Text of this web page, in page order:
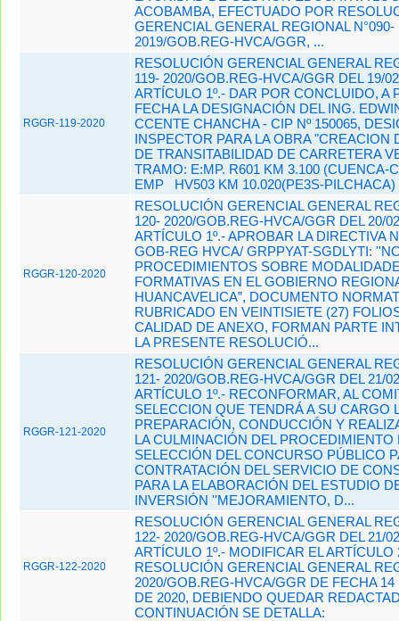
ACOBAMBA, EFECTUADO POR
GERENCIAL GENERAL REGIONAL N°090-
2019/GOB.REG-HVCA/GGR, ...
RGGR-119-2020
RESOLUCIÓN GERENCIAL GENERAL
119- 2020/GOB.REG-HVCA/GGR DEL 19/
ARTÍCULO 1º.- DAR POR CONCLUIDO, A
FECHA LA DESIGNACIÓN DEL ING.
CCENTE CHANCHA - CIP Nº 150065,
INSPECTOR PARA LA OBRA "CREACION
DE TRANSITABILIDAD DE CARRETERA
TRAMO: E:MP. R601 KM 3.100 (CUENCA-
EMP HV503 KM 10.020(PE3S-PILCHACA)
RGGR-120-2020
RESOLUCIÓN GERENCIAL GENERAL
120- 2020/GOB.REG-HVCA/GGR DEL 20/
ARTÍCULO 1º.- APROBAR LA DIRECTIVA
GOB-REG­ HVCA/ GRPPYAT-SGDLYTI:
PROCEDIMIENTOS SOBRE
FORMATIVAS EN EL GOBIERNO
HUANCAVELICA”, DOCUMENTO
RUBRICADO EN VEINTISIETE (27)
CALIDAD DE ANEXO, FORMAN PARTE
LA PRESENTE RESOLUCIÓ...
RGGR-121-2020
RESOLUCIÓN GERENCIAL GENERAL
121- 2020/GOB.REG-HVCA/GGR DEL 21/
ARTÍCULO 1º.- RECONFORMAR, AL
SELECCION QUE TENDRÁ A SU CARGO
PREPARACIÓN, CONDUCCIÓN Y
LA CULMINACIÓN DEL PROCEDIMIENTO
SELECCIÓN DEL CONCURSO PÚBLICO
CONTRATACIÓN DEL SERVICIO DE
PARA LA ELABORACIÓN DEL ESTUDIO
INVERSIÓN ''MEJORAMIENTO, D...
RGGR-122-2020
RESOLUCIÓN GERENCIAL GENERAL
122- 2020/GOB.REG-HVCA/GGR DEL 21/
ARTÍCULO 1º.- MODIFICAR EL ARTÍCULO
RESOLUCIÓN GERENCIAL GENERAL
2020/GOB.REG-HVCA/GGR DE FECHA 14
DE 2020, DEBIENDO QUEDAR
CONTINUACIÓN SE DETALLA: